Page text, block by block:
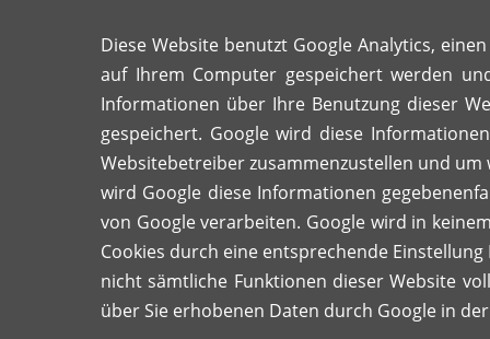
Diese Website benutzt Google Analytics,
auf Ihrem Computer gespeichert werden
Informationen über Ihre Benutzung dieser
gespeichert. Google wird diese
Websitebetreiber zusammenzustellen und
wird Google diese Informationen
von Google verarbeiten. Google wird in
Cookies durch eine entsprechende
nicht sämtliche Funktionen dieser Website
über Sie erhobenen Daten durch Google in